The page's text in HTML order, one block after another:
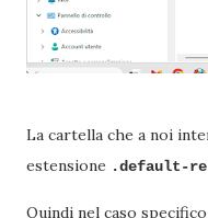
La cartella che a noi
estensione .default-
Quindi nel caso